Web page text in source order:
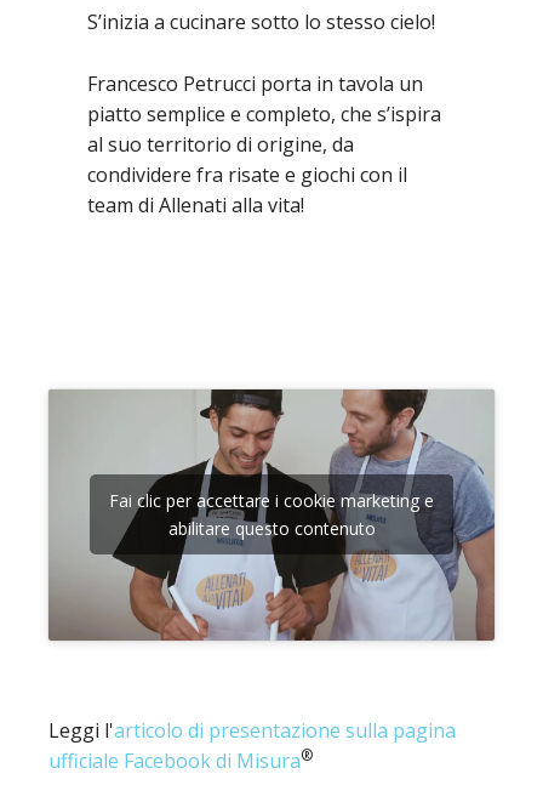
S’inizia a cucinare sotto lo stesso cielo!
Francesco Petrucci porta in tavola un
piatto semplice e completo, che s’ispira
al suo territorio di origine, da
condividere fra risate e giochi con il
team di Allenati alla vita!
Fai clic per accettare i cookie marketing e
abilitare questo contenuto
Leggi l'articolo di presentazione sulla pagina
ufficiale Facebook di Misura®